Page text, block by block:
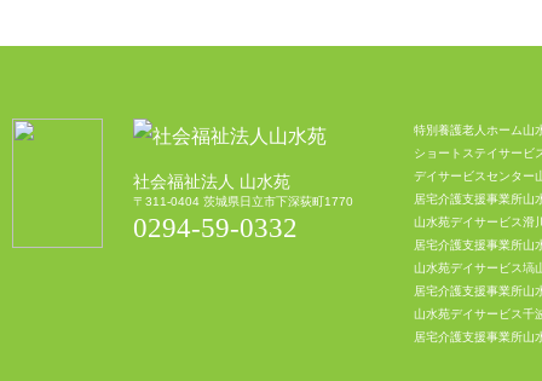
社会福祉法人 山水苑
〒311-0404 茨城県日立市下深荻町1770
0294-59-0332
特別養護老人ホーム山
ショートステイサービ
デイサービスセンター
居宅介護支援事業所山
山水苑デイサービス滑
居宅介護支援事業所山
山水苑デイサービス塙
居宅介護支援事業所山
山水苑デイサービス千
居宅介護支援事業所山